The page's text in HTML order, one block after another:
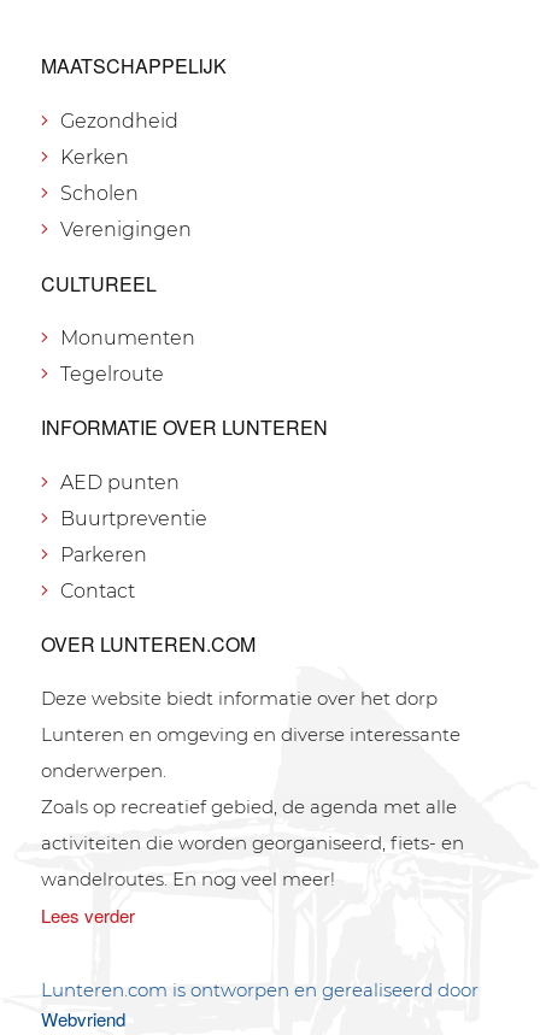
MAATSCHAPPELIJK
Gezondheid
Kerken
Scholen
Verenigingen
CULTUREEL
Monumenten
Tegelroute
INFORMATIE OVER LUNTEREN
AED punten
Buurtpreventie
Parkeren
Contact
OVER LUNTEREN.COM
Deze website biedt informatie over het dorp
Lunteren en omgeving en diverse interessante
onderwerpen.
Zoals op recreatief gebied, de agenda met alle
activiteiten die worden georganiseerd, fiets- en
wandelroutes. En nog veel meer!
Lees verder
Lunteren.com is ontworpen en gerealiseerd door
Webvriend